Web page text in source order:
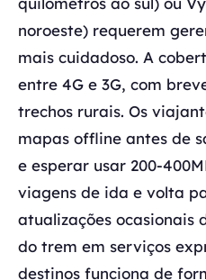
noroeste) requerem
mais cuidadoso. A
entre 4G e 3G, com
trechos rurais. Os
mapas offline antes de
e esperar usar 200-
viagens de ida e volta
atualizações ocasionais
do trem em serviços
destinos funciona de